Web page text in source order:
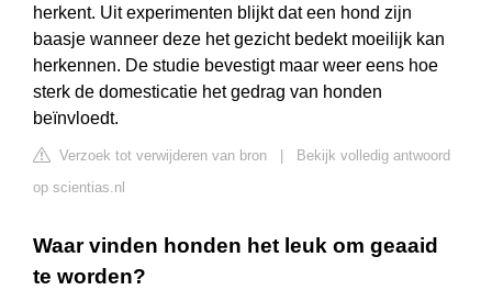
herkent. Uit experimenten blijkt dat een hond zijn
baasje wanneer deze het gezicht bedekt moeilijk kan
herkennen. De studie bevestigt maar weer eens hoe
sterk de domesticatie het gedrag van honden
beïnvloedt.
Verzoek tot verwijderen van bron
Bekijk volledig antwoord
op scientias.nl
Waar vinden honden het leuk om geaaid
te worden?